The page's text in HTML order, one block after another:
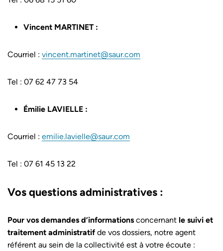
Vincent MARTINET :
Courriel : vincent.martinet@saur.com
Tel : 07 62 47 73 54
Émilie LAVIELLE :
Courriel : emilie.lavielle@saur.com
Tel : 07 61 45 13 22
Vos questions administratives :
Pour vos demandes d’informations concernant le suivi et
traitement administratifde vos dossiers, notre agent
référent au sein de la collectivité est à votre écoute :